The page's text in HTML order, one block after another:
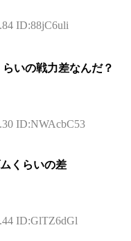
ID:88jC6uli
いの戦力差なんだ？
ID:NWAcbC53
くらいの差
ID:GlTZ6dGl